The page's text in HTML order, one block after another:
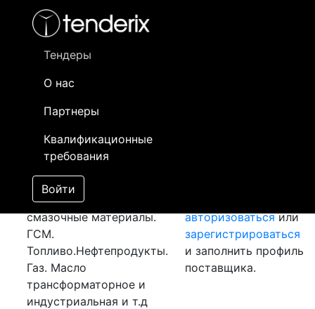
Тендеры
О нас
Партнеры
Квалификационные
требования
Войти
- активный лот
Номер лота
Закупка: Технический
[Завершен]
Победитель выбран
Лот №:
(покупка товара)
Раздел:Горюче-
смазочные материалы.
ГСМ.
Топливо.Нефтепродукты.
Газ. Масло
трансформаторное и
индустриальная и т.д
авторизоватьсяили
зарегистрироваться
и заполнить профиль
поставщика.